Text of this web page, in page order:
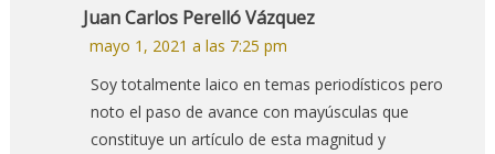
Juan Carlos Perelló Vázquez
mayo 1, 2021 a las 7:25 pm
Soy totalmente laico en temas periodísticos pero
noto el paso de avance con mayúsculas que
constituye un artículo de esta magnitud y